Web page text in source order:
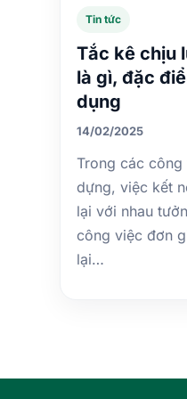
Tin tức
Tắc kê chịu
là gì, đặc
dụng
14/02/2025
Trong các công
dựng, việc kết
lại với nhau
công việc đơn
lại…